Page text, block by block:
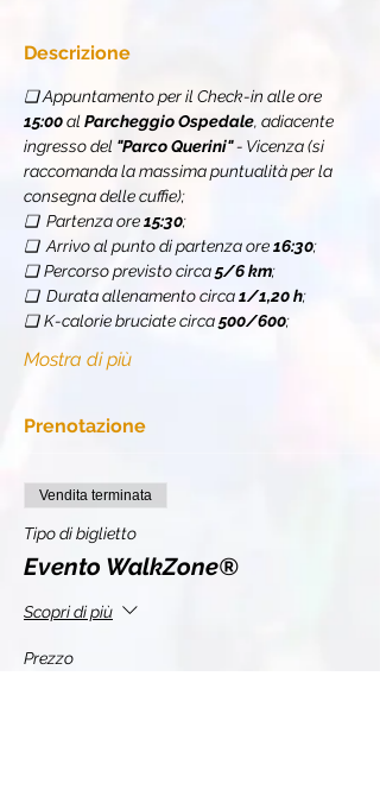
Descrizione
❏ Appuntamento per il Check-in alle ore
15:00 al Parcheggio Ospedale, adiacente
ingresso del "Parco Querini" - Vicenza (si
raccomanda la massima puntualità per la
consegna delle cuffie);
❏  Partenza ore 15:30;
❏  Arrivo al punto di partenza ore 16:30;
❏ Percorso previsto circa 5/6 km;
❏  Durata allenamento circa 1/1,20 h;
❏ K-calorie bruciate circa 500/600;
Mostra di più
Prenotazione
Vendita terminata
Tipo di biglietto
Evento WalkZone®
Scopri di più
Prezzo